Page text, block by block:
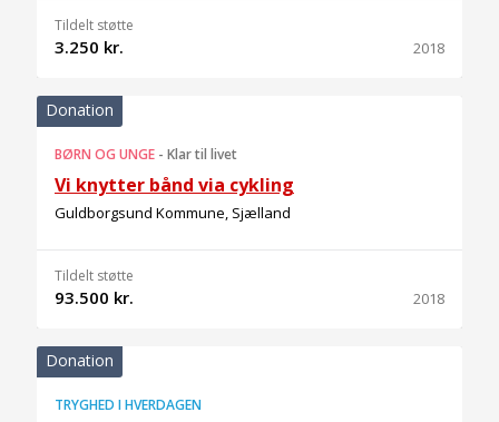
Tildelt støtte
3.250 kr. 2018
Donation
BØRN OG UNGE - Klar til livet
Vi knytter bånd via cykling
Guldborgsund Kommune, Sjælland
Tildelt støtte
93.500 kr. 2018
Donation
TRYGHED I HVERDAGEN